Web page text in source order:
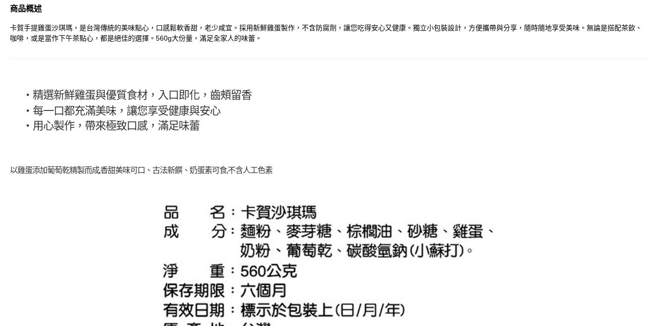
商品概述
卡賀手提雞蛋沙琪瑪，是台灣傳統的美味點心，口感鬆軟香甜，老少咸宜。採用新鮮雞蛋製作，不含防腐劑，讓您吃得安心又健康。獨立小包裝設計，方便攜帶與分享，隨時隨地享受美味。無論是搭配茶飲、
咖啡，或是當作下午茶點心，都是絕佳的選擇。560g大份量，滿足全家人的味蕾。
・精選新鮮雞蛋與優質食材，入口即化，齒頰留香
・ 每一口都充滿美味，讓您享受健康與安心
・ 用心製作，帶來極致口感，滿足味蕾
以雞蛋添加葡萄乾精製而成,香甜美味可口、古法新饌、奶蛋素可食,不含人工色素